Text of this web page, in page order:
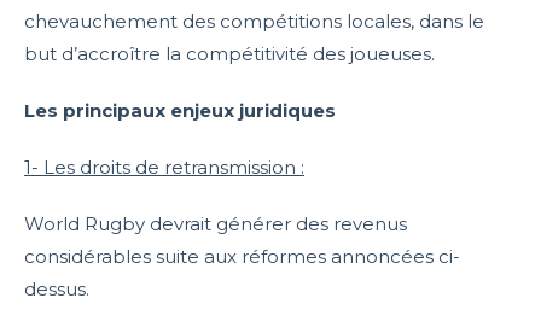
chevauchement des compétitions locales, dans le
but d’accroître la compétitivité des joueuses.
Les principaux enjeux juridiques
1- Les droits de retransmission :
World Rugby devrait générer des revenus
considérables suite aux réformes annoncées ci-
dessus.